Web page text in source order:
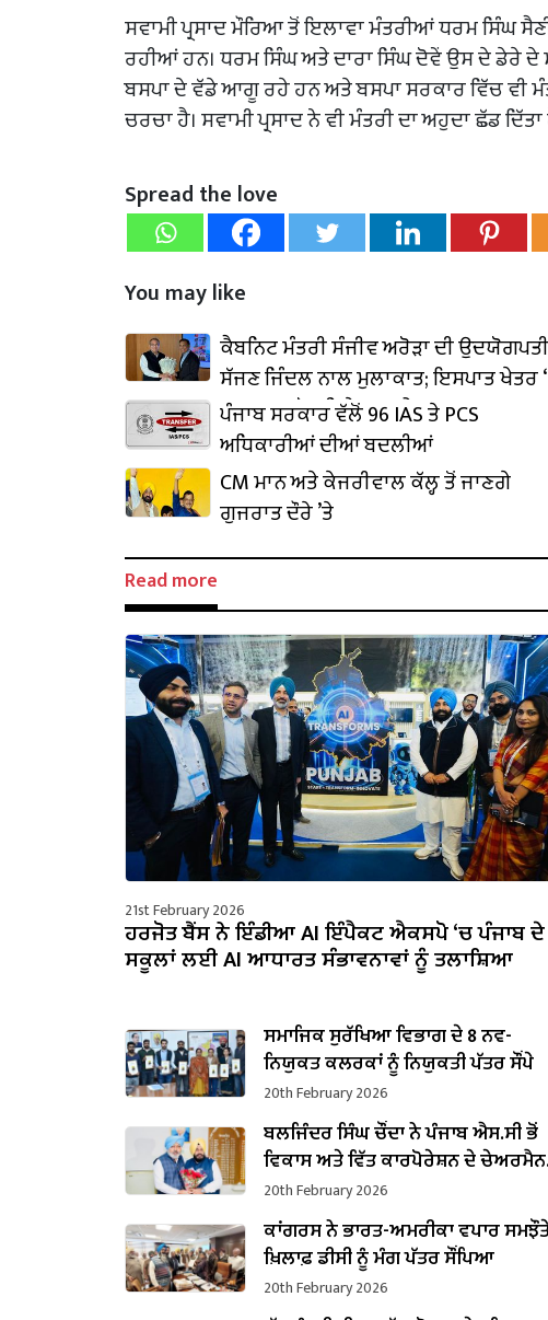
ਸਵਾਮੀ ਪ੍ਰਸਾਦ ਮੌਰਿਆ ਤੋਂ ਇਲਾਵਾ ਮੰਤਰੀਆਂ ਧਰਮ ਸਿੰਘ
ਰਹੀਆਂ ਹਨ। ਧਰਮ ਸਿੰਘ ਅਤੇ ਦਾਰਾ ਸਿੰਘ ਦੋਵੇਂ ਉਸ ਦੇ ਡੇਰੇ
ਬਸਪਾ ਦੇ ਵੱਡੇ ਆਗੂ ਰਹੇ ਹਨ ਅਤੇ ਬਸਪਾ ਸਰਕਾਰ ਵਿੱਚ ਵੀ
ਚਰਚਾ ਹੈ। ਸਵਾਮੀ ਪ੍ਰਸਾਦ ਨੇ ਵੀ ਮੰਤਰੀ ਦਾ ਅਹੁਦਾ ਛੱਡ ਦਿੱਤਾ
Spread the love
You may like
ਕੈਬਨਿਟ ਮੰਤਰੀ ਸੰਜੀਵ ਅਰੋੜਾ ਦੀ ਉਦਯੋਗਪਤੀ
ਸੱਜਣ ਜਿੰਦਲ ਨਾਲ ਮੁਲਾਕਾਤ; ਇਸਪਾਤ ਖੇਤਰ
₹1,500 ਕਰੋੜ ਨਿਵੇਸ਼ ਦਾ ਐਲਾਨ
ਪੰਜਾਬ ਸਰਕਾਰ ਵੱਲੋਂ 96 IAS ਤੇ PCS
ਅਧਿਕਾਰੀਆਂ ਦੀਆਂ ਬਦਲੀਆਂ
CM ਮਾਨ ਅਤੇ ਕੇਜਰੀਵਾਲ ਕੱਲ੍ਹ ਤੋਂ ਜਾਣਗੇ
ਗੁਜਰਾਤ ਦੌਰੇ ’ਤੇ
Read more
21st February 2026
ਹਰਜੋਤ ਬੈਂਸ ਨੇ ਇੰਡੀਆ AI ਇੰਪੈਕਟ ਐਕਸਪੋ ‘ਚ ਪੰਜਾਬ ਦੇ
ਸਕੂਲਾਂ ਲਈ AI ਆਧਾਰਤ ਸੰਭਾਵਨਾਵਾਂ ਨੂੰ ਤਲਾਸ਼ਿਆ
ਸਮਾਜਿਕ ਸੁਰੱਖਿਆ ਵਿਭਾਗ ਦੇ 8 ਨਵ-
ਨਿਯੁਕਤ ਕਲਰਕਾਂ ਨੂੰ ਨਿਯੁਕਤੀ ਪੱਤਰ ਸੌਂਪੇ
20th February 2026
ਬਲਜਿੰਦਰ ਸਿੰਘ ਚੌਂਦਾ ਨੇ ਪੰਜਾਬ ਐਸ.ਸੀ ਭੋਂ
ਵਿਕਾਸ ਅਤੇ ਵਿੱਤ ਕਾਰਪੋਰੇਸ਼ਨ ਦੇ ਚੇਅਰਮੈਨ
ਵਜੋਂ ਸੰਭਾਲਿਆ ਕਾਰਜਭਾਰ
20th February 2026
ਕਾਂਗਰਸ ਨੇ ਭਾਰਤ-ਅਮਰੀਕਾ ਵਪਾਰ
ਖ਼ਿਲਾਫ਼ ਡੀਸੀ ਨੂੰ ਮੰਗ ਪੱਤਰ ਸੌਂਪਿਆ
20th February 2026